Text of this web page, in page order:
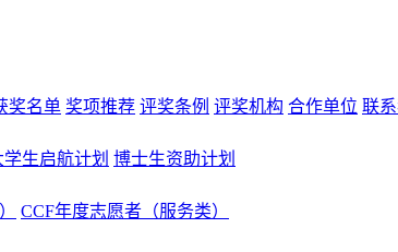
奖名单 奖项推荐 评奖条例 评奖机构 合作单位 联系
学生启航计划 博士生资助计划
CCF年度志愿者（服务类）